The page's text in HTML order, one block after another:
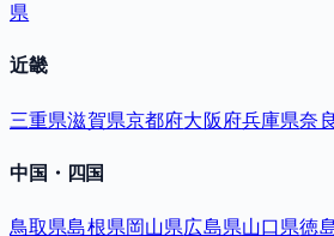
県
近畿
三重県滋賀県京都府大阪府兵庫県奈
中国・四国
鳥取県島根県岡山県広島県山口県徳